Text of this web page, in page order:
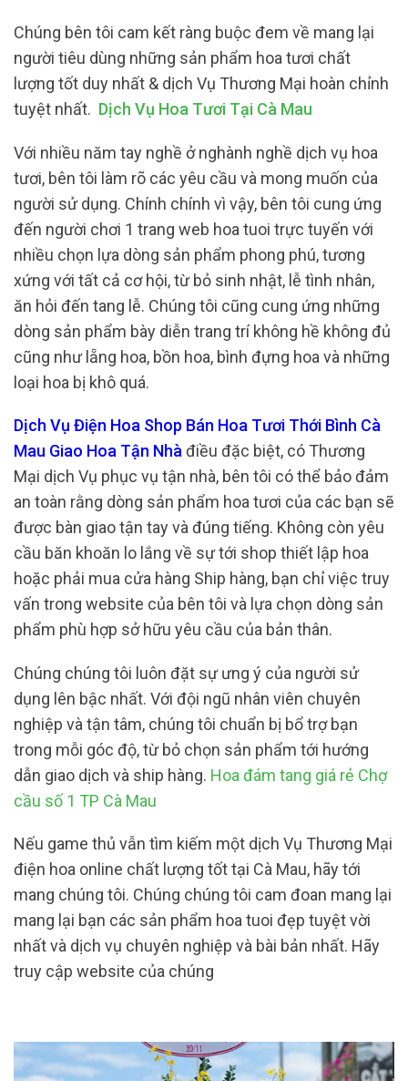
Chúng bên tôi cam kết ràng buộc đem về mang lại
người tiêu dùng những sản phẩm hoa tươi chất
lượng tốt duy nhất & dịch Vụ Thương Mại hoàn chỉnh
tuyệt nhất. Dịch Vụ Hoa Tươi Tại Cà Mau
Với nhiều năm tay nghề ở nghành nghề dịch vụ hoa
tươi, bên tôi làm rõ các yêu cầu và mong muốn của
người sử dụng. Chính chính vì vậy, bên tôi cung ứng
đến người chơi 1 trang web hoa tuoi trực tuyến với
nhiều chọn lựa dòng sản phẩm phong phú, tương
xứng với tất cả cơ hội, từ bỏ sinh nhật, lễ tình nhân,
ăn hỏi đến tang lễ. Chúng tôi cũng cung ứng những
dòng sản phẩm bày diễn trang trí không hề không đủ
cũng như lẵng hoa, bồn hoa, bình đựng hoa và những
loại hoa bị khô quá.
Dịch Vụ Điện Hoa Shop Bán Hoa Tươi Thới Bình Cà
Mau Giao Hoa Tận Nhà điều đặc biệt, có Thương
Mại dịch Vụ phục vụ tận nhà, bên tôi có thể bảo đảm
an toàn rằng dòng sản phẩm hoa tươi của các bạn sẽ
được bàn giao tận tay và đúng tiếng. Không còn yêu
cầu băn khoăn lo lắng về sự tới shop thiết lập hoa
hoặc phải mua cửa hàng Ship hàng, bạn chỉ việc truy
vấn trong website của bên tôi và lựa chọn dòng sản
phẩm phù hợp sở hữu yêu cầu của bản thân.
Chúng chúng tôi luôn đặt sự ưng ý của người sử
dụng lên bậc nhất. Với đội ngũ nhân viên chuyên
nghiệp và tận tâm, chúng tôi chuẩn bị bổ trợ bạn
trong mỗi góc độ, từ bỏ chọn sản phẩm tới hướng
dẫn giao dịch và ship hàng. Hoa đám tang giá rẻ Chợ
cầu số 1 TP Cà Mau
Nếu game thủ vẫn tìm kiếm một dịch Vụ Thương Mại
điện hoa online chất lượng tốt tại Cà Mau, hãy tới
mang chúng tôi. Chúng chúng tôi cam đoan mang lại
mang lại bạn các sản phẩm hoa tuoi đẹp tuyệt vời
nhất và dịch vụ chuyên nghiệp và bài bản nhất. Hãy
truy cập website của chúng